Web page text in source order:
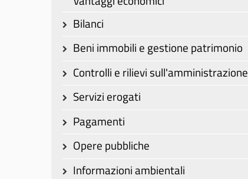
Bilanci
Beni immobili e gestione patrimonio
Controlli e rilievi sull'amministrazione
Servizi erogati
Pagamenti
Opere pubbliche
Informazioni ambientali